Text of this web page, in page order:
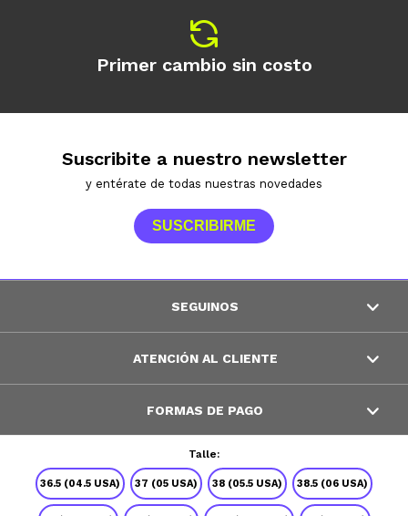
Talle:
36.5 (04.5 USA) 37 (05 USA) 38 (05.5 USA) 38.5 (06 USA)
Primer cambio sin costo
Suscribite a nuestro newsletter
y entérate de todas nuestras novedades
SUSCRIBIRME
SEGUINOS
ATENCIÓN AL CLIENTE
FORMAS DE PAGO
© Copyright 2026 / Peppos